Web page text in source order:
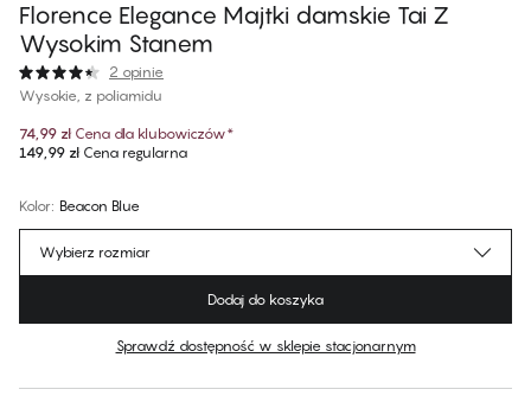
Florence Elegance Majtki damskie Tai Z
Wysokim Stanem
2 opinie
Wysokie, z poliamidu
74,99 zł Cena dla klubowiczów*
149,99 złCena regularna
Kolor: Beacon Blue
Brak sugerowanego rozmiaru dla tego produktu
Wybierz rozmiar
Dodaj do koszyka
Sprawdź dostępność w sklepie stacjonarnym